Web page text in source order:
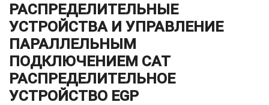
РАСПРЕДЕЛИТЕЛЬНЫЕ
УСТРОЙСТВА И УПРАВЛЕНИЕ
ПАРАЛЛЕЛЬНЫМ
ПОДКЛЮЧЕНИЕМ CAT
РАСПРЕДЕЛИТЕЛЬНОЕ
УСТРОЙСТВО EGP